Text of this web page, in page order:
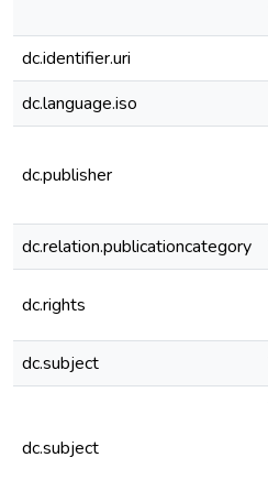
dc.identifier.uri
dc.language.iso
dc.publisher
dc.relation.publicationcategory
dc.rights
dc.subject
dc.subject